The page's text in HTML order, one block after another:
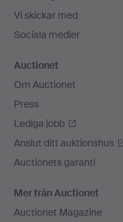
Vi skickar med
Sociala medier
Auctionet
Om Auctionet
Press
Lediga jobb
Anslut ditt auktionshus
Auctionets garanti
Mer från Auctionet
Auctionet Magazine